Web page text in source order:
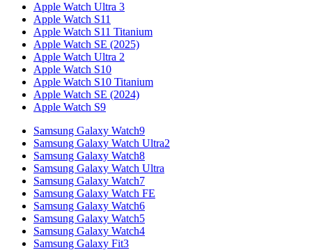
Apple Watch Ultra 3
Apple Watch S11
Apple Watch S11 Titanium
Apple Watch SE (2025)
Apple Watch Ultra 2
Apple Watch S10
Apple Watch S10 Titanium
Apple Watch SE (2024)
Apple Watch S9
Samsung Galaxy Watch9
Samsung Galaxy Watch Ultra2
Samsung Galaxy Watch8
Samsung Galaxy Watch Ultra
Samsung Galaxy Watch7
Samsung Galaxy Watch FE
Samsung Galaxy Watch6
Samsung Galaxy Watch5
Samsung Galaxy Watch4
Samsung Galaxy Fit3